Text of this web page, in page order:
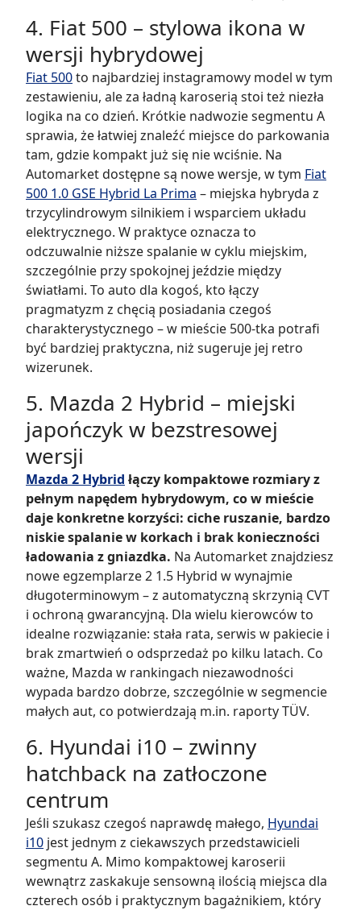
4. Fiat 500 – stylowa ikona w
wersji hybrydowej
Fiat 500to najbardziej instagramowy model w tym
zestawieniu, ale za ładną karoserią stoi też niezła
logika na co dzień. Krótkie nadwozie segmentu A
sprawia, że łatwiej znaleźć miejsce do parkowania
tam, gdzie kompakt już się nie wciśnie. Na
Automarket dostępne są nowe wersje, w tym Fiat
500 1.0 GSE Hybrid La Prima – miejska hybryda z
trzycylindrowym silnikiem i wsparciem układu
elektrycznego. W praktyce oznacza to
odczuwalnie niższe spalanie w cyklu miejskim,
szczególnie przy spokojnej jeździe między
światłami. To auto dla kogoś, kto łączy
pragmatyzm z chęcią posiadania czegoś
charakterystycznego – w mieście 500-tka potrafi
być bardziej praktyczna, niż sugeruje jej retro
wizerunek.
5. Mazda 2 Hybrid – miejski
japończyk w bezstresowej
wersji
Mazda 2 Hybrid łączy kompaktowe rozmiary z
pełnym napędem hybrydowym, co w mieście
daje konkretne korzyści: ciche ruszanie, bardzo
niskie spalanie w korkach i brak konieczności
ładowania z gniazdka. Na Automarket znajdziesz
nowe egzemplarze 2 1.5 Hybrid w wynajmie
długoterminowym – z automatyczną skrzynią CVT
i ochroną gwarancyjną. Dla wielu kierowców to
idealne rozwiązanie: stała rata, serwis w pakiecie i
brak zmartwień o odsprzedaż po kilku latach. Co
ważne, Mazda w rankingach niezawodności
wypada bardzo dobrze, szczególnie w segmencie
małych aut, co potwierdzają m.in. raporty TÜV.
6. Hyundai i10 – zwinny
hatchback na zatłoczone
centrum
Jeśli szukasz czegoś naprawdę małego, Hyundai
i10 jest jednym z ciekawszych przedstawicieli
segmentu A. Mimo kompaktowej karoserii
wewnątrz zaskakuje sensowną ilością miejsca dla
czterech osób i praktycznym bagażnikiem, który